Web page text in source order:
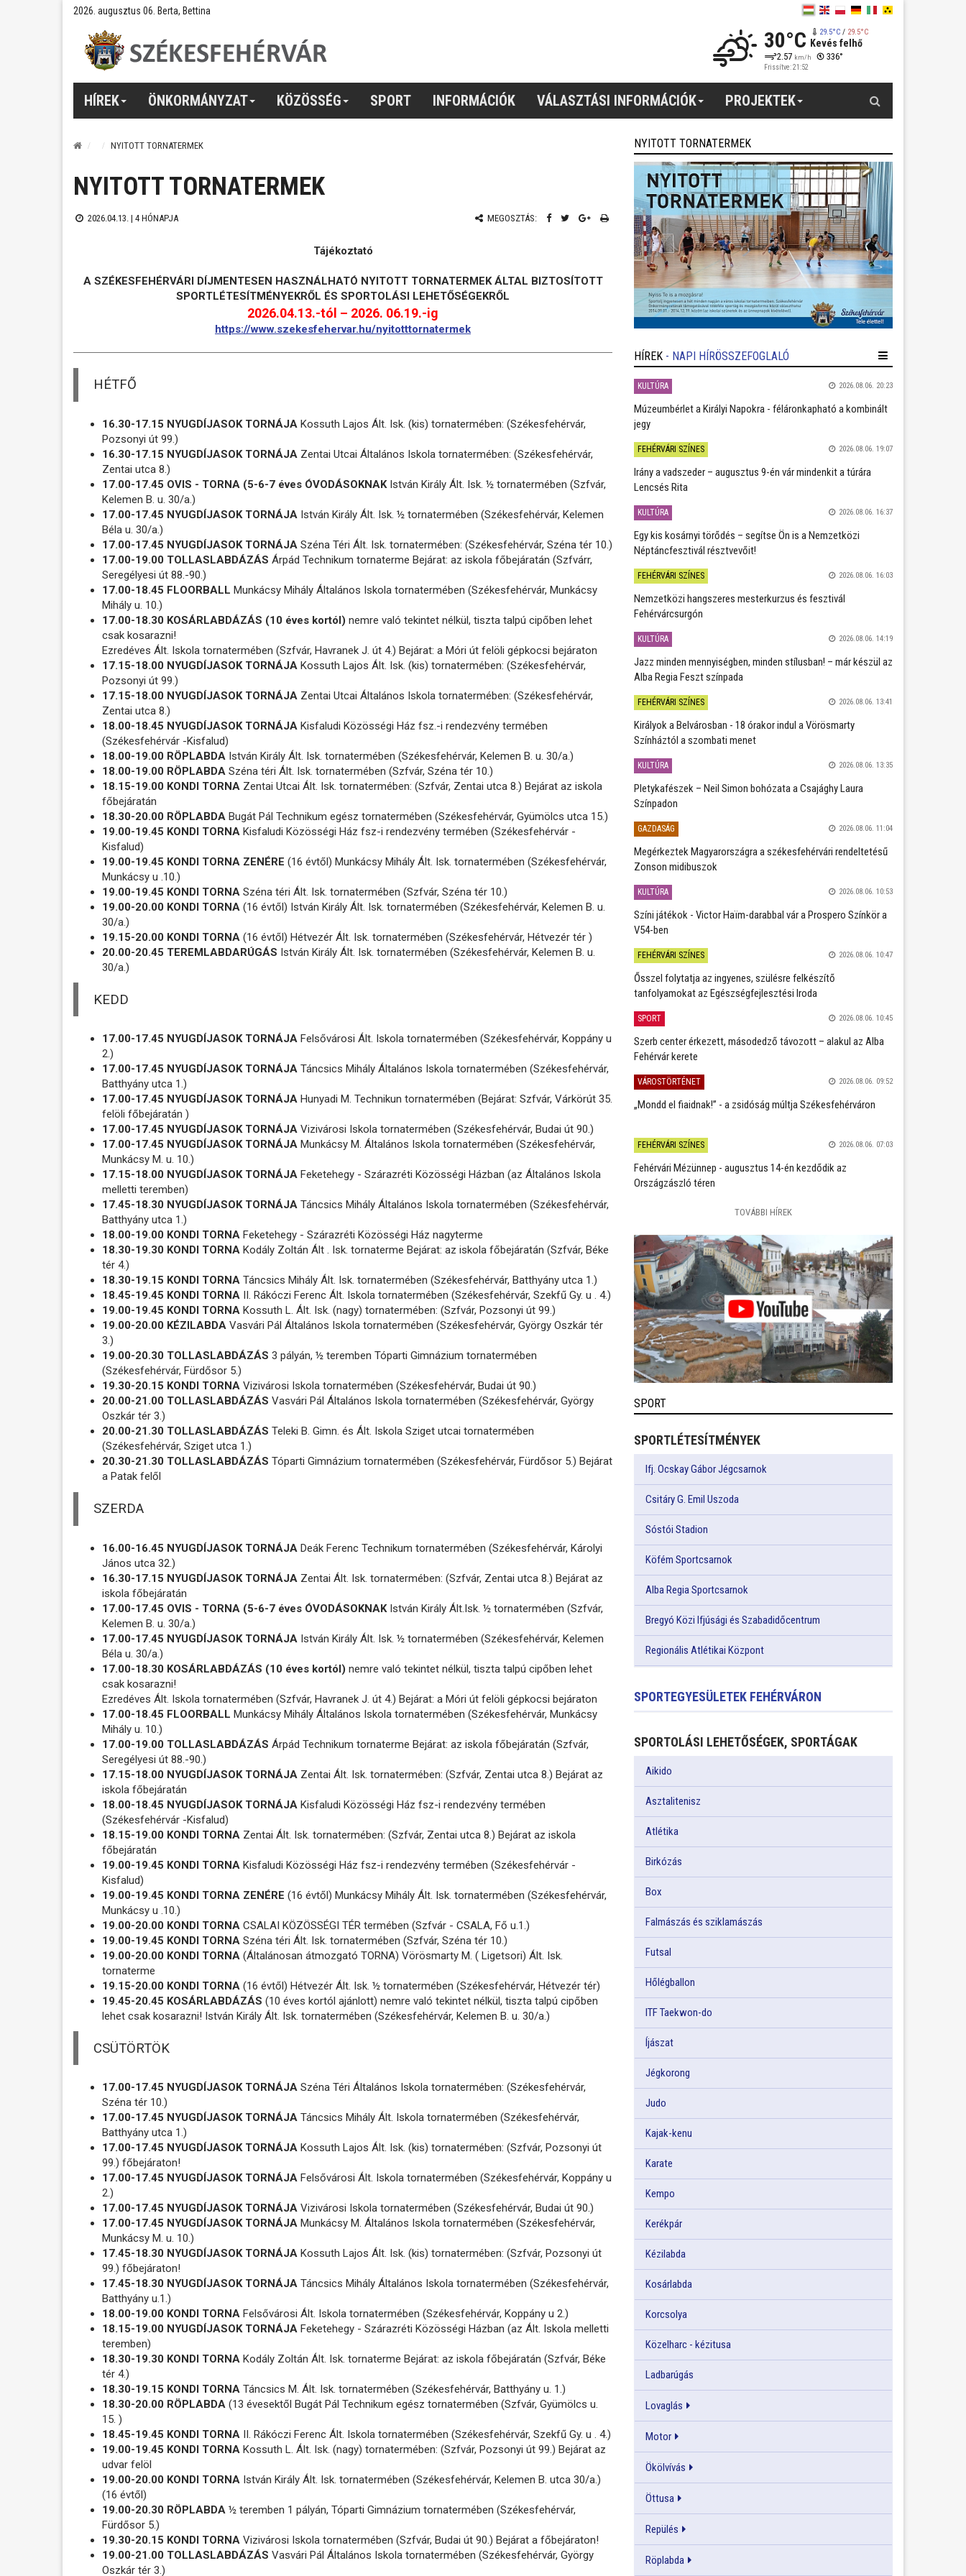
2026. augusztus 06. Berta, Bettina
30°C 29.5°C/ 29.5°C
Kevés felhő
2.57 km/h 336°
Frissítve: 21:52
HÍREK ÖNKORMÁNYZAT KÖZÖSSÉG SPORT INFORMÁCIÓK VÁLASZTÁSI INFORMÁCIÓK PROJEKTEK
NYITOTT TORNATERMEK
NYITOTT TORNATERMEK
2026.04.13. | 4 HÓNAPJA MEGOSZTÁS:
Tájékoztató
A SZÉKESFEHÉRVÁRI DÍJMENTESEN HASZNÁLHATÓ NYITOTT TORNATERMEK ÁLTAL BIZTOSÍTOTT
SPORTLÉTESÍTMÉNYEKRŐL ÉS SPORTOLÁSI LEHETŐSÉGEKRŐL
2026.04.13.-tól – 2026. 06.19.-ig
https://www.szekesfehervar.hu/nyitotttornatermek
HÉTFŐ
16.30-17.15 NYUGDÍJASOK TORNÁJA Kossuth Lajos Ált. Isk. (kis) tornatermében: (Székesfehérvár,
Pozsonyi út 99.)
16.30-17.15 NYUGDÍJASOK TORNÁJA Zentai Utcai Általános Iskola tornatermében: (Székesfehérvár,
Zentai utca 8.)
17.00-17.45 OVIS - TORNA (5-6-7 éves ÓVODÁSOKNAKIstván Király Ált. Isk. ½ tornatermében (Szfvár,
Kelemen B. u. 30/a.)
17.00-17.45 NYUGDÍJASOK TORNÁJA István Király Ált. Isk. ½ tornatermében (Székesfehérvár, Kelemen
Béla u. 30/a.)
17.00-17.45 NYUGDÍJASOK TORNÁJA Széna Téri Ált. Isk. tornatermében: (Székesfehérvár, Széna tér 10.)
17.00-19.00 TOLLASLABDÁZÁS Árpád Technikum tornaterme Bejárat: az iskola főbejáratán (Szfvárr,
Seregélyesi út 88.-90.)
17.00-18.45 FLOORBALL Munkácsy Mihály Általános Iskola tornatermében (Székesfehérvár, Munkácsy
Mihály u. 10.)
17.00-18.30 KOSÁRLABDÁZÁS (10 éves kortól) nemre való tekintet nélkül, tiszta talpú cipőben lehet
csak kosarazni!
Ezredéves Ált. Iskola tornatermében (Szfvár, Havranek J. út 4.) Bejárat: a Móri út felöli gépkocsi bejáraton
17.15-18.00 NYUGDÍJASOK TORNÁJA Kossuth Lajos Ált. Isk. (kis) tornatermében: (Székesfehérvár,
Pozsonyi út 99.)
17.15-18.00 NYUGDÍJASOK TORNÁJA Zentai Utcai Általános Iskola tornatermében: (Székesfehérvár,
Zentai utca 8.)
18.00-18.45 NYUGDÍJASOK TORNÁJA Kisfaludi Közösségi Ház fsz.-i rendezvény termében
(Székesfehérvár -Kisfalud)
18.00-19.00 RÖPLABDA István Király Ált. Isk. tornatermében (Székesfehérvár, Kelemen B. u. 30/a.)
18.00-19.00 RÖPLABDA Széna téri Ált. Isk. tornatermében (Szfvár, Széna tér 10.)
18.15-19.00 KONDI TORNA Zentai Utcai Ált. Isk. tornatermében: (Szfvár, Zentai utca 8.) Bejárat az iskola
főbejáratán
18.30-20.00 RÖPLABDA Bugát Pál Technikum egész tornatermében (Székesfehérvár, Gyümölcs utca 15.)
19.00-19.45 KONDI TORNA Kisfaludi Közösségi Ház fsz-i rendezvény termében (Székesfehérvár -
Kisfalud)
19.00-19.45 KONDI TORNA ZENÉRE (16 évtől) Munkácsy Mihály Ált. Isk. tornatermében (Székesfehérvár,
Munkácsy u .10.)
19.00-19.45 KONDI TORNA Széna téri Ált. Isk. tornatermében (Szfvár, Széna tér 10.)
19.00-20.00 KONDI TORNA (16 évtől) István Király Ált. Isk. tornatermében (Székesfehérvár, Kelemen B. u.
30/a.)
19.15-20.00 KONDI TORNA (16 évtől) Hétvezér Ált. Isk. tornatermében (Székesfehérvár, Hétvezér tér )
20.00-20.45 TEREMLABDARÚGÁS István Király Ált. Isk. tornatermében (Székesfehérvár, Kelemen B. u.
30/a.)
KEDD
17.00-17.45 NYUGDÍJASOK TORNÁJA Felsővárosi Ált. Iskola tornatermében (Székesfehérvár, Koppány u
2.)
17.00-17.45 NYUGDÍJASOK TORNÁJA Táncsics Mihály Általános Iskola tornatermében (Székesfehérvár,
Batthyány utca 1.)
17.00-17.45 NYUGDÍJASOK TORNÁJA Hunyadi M. Technikun tornatermében (Bejárat: Szfvár, Várkörút 35.
felöli főbejáratán )
17.00-17.45 NYUGDÍJASOK TORNÁJA Vizivárosi Iskola tornatermében (Székesfehérvár, Budai út 90.)
17.00-17.45 NYUGDÍJASOK TORNÁJA Munkácsy M. Általános Iskola tornatermében (Székesfehérvár,
Munkácsy M. u. 10.)
17.15-18.00 NYUGDÍJASOK TORNÁJA Feketehegy - Szárazréti Közösségi Házban (az Általános Iskola
melletti teremben)
17.45-18.30 NYUGDÍJASOK TORNÁJA Táncsics Mihály Általános Iskola tornatermében (Székesfehérvár,
Batthyány utca 1.)
18.00-19.00 KONDI TORNA Feketehegy - Szárazréti Közösségi Ház nagyterme
18.30-19.30 KONDI TORNA Kodály Zoltán Ált . Isk. tornaterme Bejárat: az iskola főbejáratán (Szfvár, Béke
tér 4.)
18.30-19.15 KONDI TORNA Táncsics Mihály Ált. Isk. tornatermében (Székesfehérvár, Batthyány utca 1.)
18.45-19.45 KONDI TORNA II. Rákóczi Ferenc Ált. Iskola tornatermében (Székesfehérvár, Szekfű Gy. u . 4.)
19.00-19.45 KONDI TORNA Kossuth L. Ált. Isk. (nagy) tornatermében: (Szfvár, Pozsonyi út 99.)
19.00-20.00 KÉZILABDA Vasvári Pál Általános Iskola tornatermében (Székesfehérvár, György Oszkár tér
3.)
19.00-20.30 TOLLASLABDÁZÁS 3 pályán, ½ teremben Tóparti Gimnázium tornatermében
(Székesfehérvár, Fürdősor 5.)
19.30-20.15 KONDI TORNA Vizivárosi Iskola tornatermében (Székesfehérvár, Budai út 90.)
20.00-21.00 TOLLASLABDÁZÁS Vasvári Pál Általános Iskola tornatermében (Székesfehérvár, György
Oszkár tér 3.)
20.00-21.30 TOLLASLABDÁZÁS Teleki B. Gimn. és Ált. Iskola Sziget utcai tornatermében
(Székesfehérvár, Sziget utca 1.)
20.30-21.30 TOLLASLABDÁZÁS Tóparti Gimnázium tornatermében (Székesfehérvár, Fürdősor 5.) Bejárat
a Patak felől
SZERDA
16.00-16.45 NYUGDÍJASOK TORNÁJA Deák Ferenc Technikum tornatermében (Székesfehérvár, Károlyi
János utca 32.)
16.30-17.15 NYUGDÍJASOK TORNÁJA Zentai Ált. Isk. tornatermében: (Szfvár, Zentai utca 8.) Bejárat az
iskola főbejáratán
17.00-17.45 OVIS - TORNA (5-6-7 éves ÓVODÁSOKNAKIstván Király Ált.Isk. ½ tornatermében (Szfvár,
Kelemen B. u. 30/a.)
17.00-17.45 NYUGDÍJASOK TORNÁJA István Király Ált. Isk. ½ tornatermében (Székesfehérvár, Kelemen
Béla u. 30/a.)
17.00-18.30 KOSÁRLABDÁZÁS (10 éves kortól) nemre való tekintet nélkül, tiszta talpú cipőben lehet
csak kosarazni!
Ezredéves Ált. Iskola tornatermében (Szfvár, Havranek J. út 4.) Bejárat: a Móri út felöli gépkocsi bejáraton
17.00-18.45 FLOORBALL Munkácsy Mihály Általános Iskola tornatermében (Székesfehérvár, Munkácsy
Mihály u. 10.)
17.00-19.00 TOLLASLABDÁZÁS Árpád Technikum tornaterme Bejárat: az iskola főbejáratán (Szfvár,
Seregélyesi út 88.-90.)
17.15-18.00 NYUGDÍJASOK TORNÁJA Zentai Ált. Isk. tornatermében: (Szfvár, Zentai utca 8.) Bejárat az
iskola főbejáratán
18.00-18.45 NYUGDÍJASOK TORNÁJA Kisfaludi Közösségi Ház fsz-i rendezvény termében
(Székesfehérvár -Kisfalud)
18.15-19.00 KONDI TORNA Zentai Ált. Isk. tornatermében: (Szfvár, Zentai utca 8.) Bejárat az iskola
főbejáratán
19.00-19.45 KONDI TORNA Kisfaludi Közösségi Ház fsz-i rendezvény termében (Székesfehérvár -
Kisfalud)
19.00-19.45 KONDI TORNA ZENÉRE (16 évtől) Munkácsy Mihály Ált. Isk. tornatermében (Székesfehérvár,
Munkácsy u .10.)
19.00-20.00 KONDI TORNA CSALAI KÖZÖSSÉGI TÉR termében (Szfvár - CSALA, Fő u.1.)
19.00-19.45 KONDI TORNA Széna téri Ált. Isk. tornatermében (Szfvár, Széna tér 10.)
19.00-20.00 KONDI TORNA (Általánosan átmozgató TORNA) Vörösmarty M. ( Ligetsori) Ált. Isk.
tornaterme
19.15-20.00 KONDI TORNA (16 évtől) Hétvezér Ált. Isk. ½ tornatermében (Székesfehérvár, Hétvezér tér)
19.45-20.45 KOSÁRLABDÁZÁS (10 éves kortól ajánlott) nemre való tekintet nélkül, tiszta talpú cipőben
lehet csak kosarazni! István Király Ált. Isk. tornatermében (Székesfehérvár, Kelemen B. u. 30/a.)
CSÜTÖRTÖK
17.00-17.45 NYUGDÍJASOK TORNÁJA Széna Téri Általános Iskola tornatermében: (Székesfehérvár,
Széna tér 10.)
17.00-17.45 NYUGDÍJASOK TORNÁJA Táncsics Mihály Ált. Iskola tornatermében (Székesfehérvár,
Batthyány utca 1.)
17.00-17.45 NYUGDÍJASOK TORNÁJA Kossuth Lajos Ált. Isk. (kis) tornatermében: (Szfvár, Pozsonyi út
99.) főbejáraton!
17.00-17.45 NYUGDÍJASOK TORNÁJA Felsővárosi Ált. Iskola tornatermében (Székesfehérvár, Koppány u
2.)
17.00-17.45 NYUGDÍJASOK TORNÁJA Vizivárosi Iskola tornatermében (Székesfehérvár, Budai út 90.)
17.00-17.45 NYUGDÍJASOK TORNÁJA Munkácsy M. Általános Iskola tornatermében (Székesfehérvár,
Munkácsy M. u. 10.)
17.45-18.30 NYUGDÍJASOK TORNÁJA Kossuth Lajos Ált. Isk. (kis) tornatermében: (Szfvár, Pozsonyi út
99.) főbejáraton!
17.45-18.30 NYUGDÍJASOK TORNÁJA Táncsics Mihály Általános Iskola tornatermében (Székesfehérvár,
Batthyány u.1.)
18.00-19.00 KONDI TORNA Felsővárosi Ált. Iskola tornatermében (Székesfehérvár, Koppány u 2.)
18.15-19.00 NYUGDÍJASOK TORNÁJA Feketehegy - Szárazréti Közösségi Házban (az Ált. Iskola melletti
teremben)
18.30-19.30 KONDI TORNA Kodály Zoltán Ált. Isk. tornaterme Bejárat: az iskola főbejáratán (Szfvár, Béke
tér 4.)
18.30-19.15 KONDI TORNA Táncsics M. Ált. Isk. tornatermében (Székesfehérvár, Batthyány u. 1.)
18.30-20.00 RÖPLABDA (13 évesektől Bugát Pál Technikum egész tornatermében (Szfvár, Gyümölcs u.
15. )
18.45-19.45 KONDI TORNA II. Rákóczi Ferenc Ált. Iskola tornatermében (Székesfehérvár, Szekfű Gy. u . 4.)
19.00-19.45 KONDI TORNA Kossuth L. Ált. Isk. (nagy) tornatermében: (Szfvár, Pozsonyi út 99.) Bejárat az
udvar felöl
19.00-20.00 KONDI TORNA István Király Ált. Isk. tornatermében (Székesfehérvár, Kelemen B. utca 30/a.)
(16 évtől)
19.00-20.30 RÖPLABDA ½ teremben 1 pályán, Tóparti Gimnázium tornatermében (Székesfehérvár,
Fürdősor 5.)
19.30-20.15 KONDI TORNA Vizivárosi Iskola tornatermében (Szfvár, Budai út 90.) Bejárat a főbejáraton!
19.00-21.00 TOLLASLABDÁZÁS Vasvári Pál Általános Iskola tornatermében (Székesfehérvár, György
Oszkár tér 3.)
NYITOTT TORNATERMEK
HÍREK - NAPI HÍRÖSSZEFOGLALÓ
KULTÚRA 2026.08.06. 20:23
Múzeumbérlet a Királyi Napokra - féláronkapható a kombinált
jegy
FEHÉRVÁRI SZÍNES 2026.08.06. 19:07
Irány a vadszeder – augusztus 9-én vár mindenkit a túrára
Lencsés Rita
KULTÚRA 2026.08.06. 16:37
Egy kis kosárnyi törődés – segítse Ön is a Nemzetközi
Néptáncfesztivál résztvevőit!
FEHÉRVÁRI SZÍNES 2026.08.06. 16:03
Nemzetközi hangszeres mesterkurzus és fesztivál
Fehérvárcsurgón
KULTÚRA 2026.08.06. 14:19
Jazz minden mennyiségben, minden stílusban! – már készül az
Alba Regia Feszt színpada
FEHÉRVÁRI SZÍNES 2026.08.06. 13:41
Királyok a Belvárosban - 18 órakor indul a Vörösmarty
Színháztól a szombati menet
KULTÚRA 2026.08.06. 13:35
Pletykafészek – Neil Simon bohózata a Csajághy Laura
Színpadon
GAZDASÁG 2026.08.06. 11:04
Megérkeztek Magyarországra a székesfehérvári rendeltetésű
Zonson midibuszok
KULTÚRA 2026.08.06. 10:53
Színi játékok - Victor Haïm-darabbal vár a Prospero Színkör a
V54-ben
FEHÉRVÁRI SZÍNES 2026.08.06. 10:47
Ősszel folytatja az ingyenes, szülésre felkészítő
tanfolyamokat az Egészségfejlesztési Iroda
SPORT 2026.08.06. 10:45
Szerb center érkezett, másodedző távozott – alakul az Alba
Fehérvár kerete
VÁROSTÖRTÉNET 2026.08.06. 09:52
„Mondd el fiaidnak!” - a zsidóság múltja Székesfehérváron
FEHÉRVÁRI SZÍNES 2026.08.06. 07:03
Fehérvári Mézünnep - augusztus 14-én kezdődik az
Országzászló téren
TOVÁBBI HÍREK
SPORT
SPORTLÉTESÍTMÉNYEK
Ifj. Ocskay Gábor Jégcsarnok
Csitáry G. Emil Uszoda
Sóstói Stadion
Köfém Sportcsarnok
Alba Regia Sportcsarnok
Bregyó Közi Ifjúsági és Szabadidőcentrum
Regionális Atlétikai Központ
SPORTEGYESÜLETEK FEHÉRVÁRON
SPORTOLÁSI LEHETŐSÉGEK, SPORTÁGAK
Aikido
Asztalitenisz
Atlétika
Birkózás
Box
Falmászás és sziklamászás
Futsal
Hőlégballon
ITF Taekwon-do
Íjászat
Jégkorong
Judo
Kajak-kenu
Karate
Kempo
Kerékpár
Kézilabda
Kosárlabda
Korcsolya
Közelharc - kézitusa
Ladbarúgás
Lovaglás
Motor
Ökölvívás
Öttusa
Repülés
Röplabda